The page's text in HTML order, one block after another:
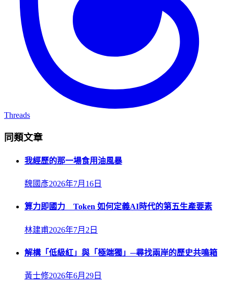
Threads
同類文章
我經歷的那一場食用油風暴
魏國彥2026年7月16日
算力即國力 Token 如何定義AI時代的第五生產要素
林建甫2026年7月2日
解構「低級紅」與「極端獨」─尋找兩岸的歷史共鳴箱
黃士修2026年6月29日